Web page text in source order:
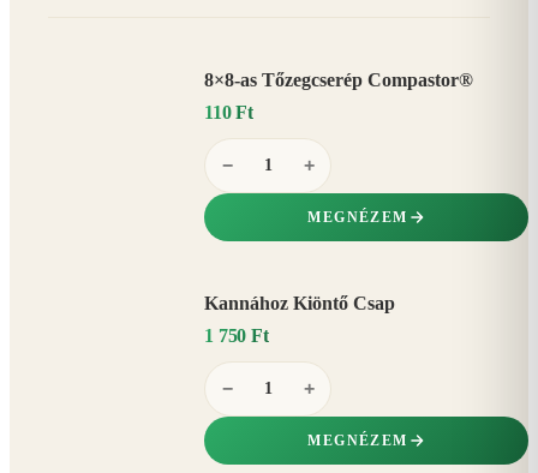
8×8-as Tőzegcserép Compastor®
110 Ft
− +
MEGNÉZEM
Kannához Kiöntő Csap
1 750 Ft
− +
MEGNÉZEM